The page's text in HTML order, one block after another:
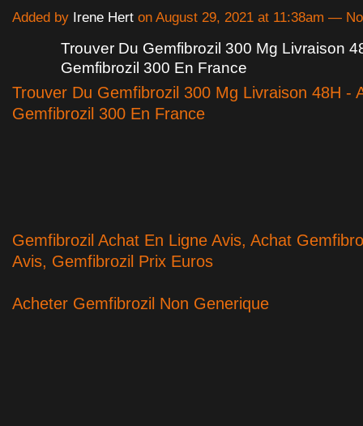
Added by Irene Hert on August 29, 2021 at 11:38am —
Trouver Du Gemfibrozil 300 Mg Livraison
Gemfibrozil 300 En France
Trouver Du Gemfibrozil 300 Mg Livraison 48H -
Gemfibrozil 300 En France
Gemfibrozil Achat En Ligne Avis, Achat
Avis, Gemfibrozil Prix Euros
Acheter Gemfibrozil Non Generique